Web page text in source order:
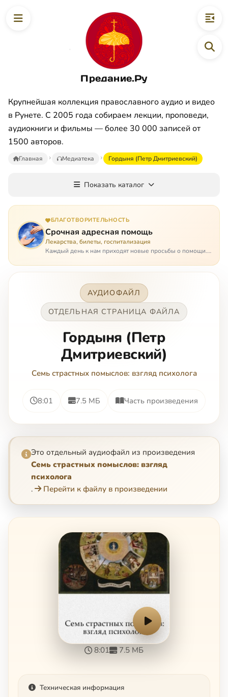
Предание.Ру
Крупнейшая коллекция православного аудио и видео
в Рунете. С 2005 года собираем лекции, проповеди,
аудиокниги и фильмы — более 30 000 записей от
1500 авторов.
Главная Медиатека Гордыня (Петр Дмитриевский)
Показать каталог
БЛАГОТВОРИТЕЛЬНОСТЬ
Срочная адресная помощь
Лекарства, билеты, госпитализация
Каждый день к нам приходят новые просьбы о помощи.
она нужна была вчера: в приеме лекарств образовался
АУДИОФАЙЛ
ОТДЕЛЬНАЯ СТРАНИЦА ФАЙЛА
Гордыня (Петр
Дмитриевский)
Семь страстных помыслов: взгляд психолога
8:01 7.5 МБ Часть произведения
Это отдельный аудиофайл из произведения
Семь страстных помыслов: взгляд
психолога
.
Перейти к файлу в произведении
8:01 7.5 МБ
Техническая информация